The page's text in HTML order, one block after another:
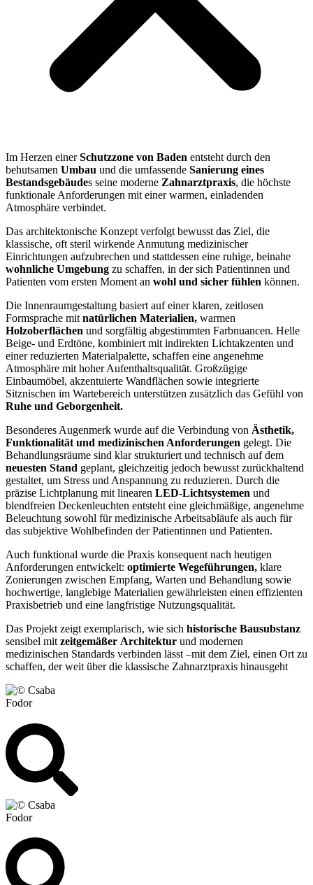
Im Herzen einerSchutzzone von Baden entsteht durch den
behutsamen Umbau und die umfassende Sanierung eines
Bestandsgebäudes seine moderne Zahnarztpraxis, die höchste
funktionale Anforderungen mit einer warmen, einladenden
Atmosphäre verbindet.
Das architektonische Konzept verfolgt bewusst das Ziel, die
klassische, oft steril wirkende Anmutung medizinischer
Einrichtungen aufzubrechen und stattdessen eine ruhige, beinahe
wohnliche Umgebung zu schaffen, in der sich Patientinnen und
Patienten vom ersten Moment an wohl und sicher fühlen können.
Die Innenraumgestaltung basiert auf einer klaren, zeitlosen
Formsprache mit natürlichen Materialien, warmen
Holzoberflächen und sorgfältig abgestimmten Farbnuancen. Helle
Beige- und Erdtöne, kombiniert mit indirekten Lichtakzenten und
einer reduzierten Materialpalette, schaffen eine angenehme
Atmosphäre mit hoher Aufenthaltsqualität. Großzügige
Einbaumöbel, akzentuierte Wandflächen sowie integrierte
Sitznischen im Wartebereich unterstützen zusätzlich das Gefühl von
Ruhe und Geborgenheit.
Besonderes Augenmerk wurde auf die Verbindung von Ästhetik,
Funktionalität und medizinischen Anforderungen gelegt. Die
Behandlungsräume sind klar strukturiert und technisch auf dem
neuesten Stand geplant, gleichzeitig jedoch bewusst zurückhaltend
gestaltet, um Stress und Anspannung zu reduzieren. Durch die
präzise Lichtplanung mit linearen LED-Lichtsystemen und
blendfreien Deckenleuchten entsteht eine gleichmäßige, angenehme
Beleuchtung sowohl für medizinische Arbeitsabläufe als auch für
das subjektive Wohlbefinden der Patientinnen und Patienten.
Auch funktional wurde die Praxis konsequent nach heutigen
Anforderungen entwickelt: optimierte Wegeführungen, klare
Zonierungen zwischen Empfang, Warten und Behandlung sowie
hochwertige, langlebige Materialien gewährleisten einen effizienten
Praxisbetrieb und eine langfristige Nutzungsqualität.
Das Projekt zeigt exemplarisch, wie sich historische Bausubstanz
sensibel mit zeitgemäßer Architektur und modernen
medizinischen Standards verbinden lässt –mit dem Ziel, einen Ort zu
schaffen, der weit über die klassische Zahnarztpraxis hinausgeht